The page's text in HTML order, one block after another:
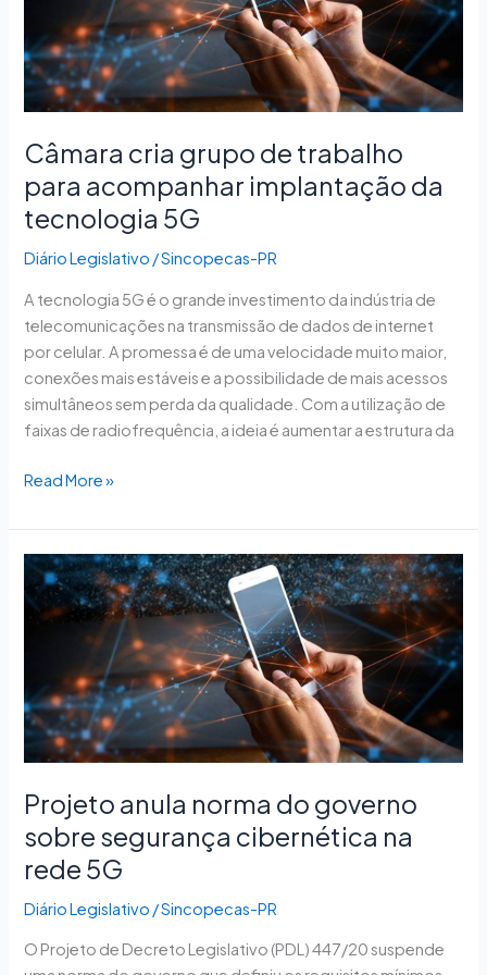
Câmara cria grupo de trabalho
para acompanhar implantação da
tecnologia 5G
Diário Legislativo /Sincopecas-PR
A tecnologia 5G é o grande investimento da indústria de
telecomunicações na transmissão de dados de internet
por celular. A promessa é de uma velocidade muito maior,
conexões mais estáveis e a possibilidade de mais acessos
simultâneos sem perda da qualidade. Com a utilização de
faixas de radiofrequência, a ideia é aumentar a estrutura da
trabalho
para
acompanhar
implantação
tecnologia
Read More »
Projeto anula norma do governo
sobre segurança cibernética na
rede 5G
Diário Legislativo /Sincopecas-PR
O Projeto de Decreto Legislativo (PDL) 447/20 suspende
Projeto
anula
norma
governo
sobre
segurança
cibernética
rede